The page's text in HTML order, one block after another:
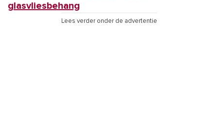
glasvliesbehang
Lees verder onder de advertentie